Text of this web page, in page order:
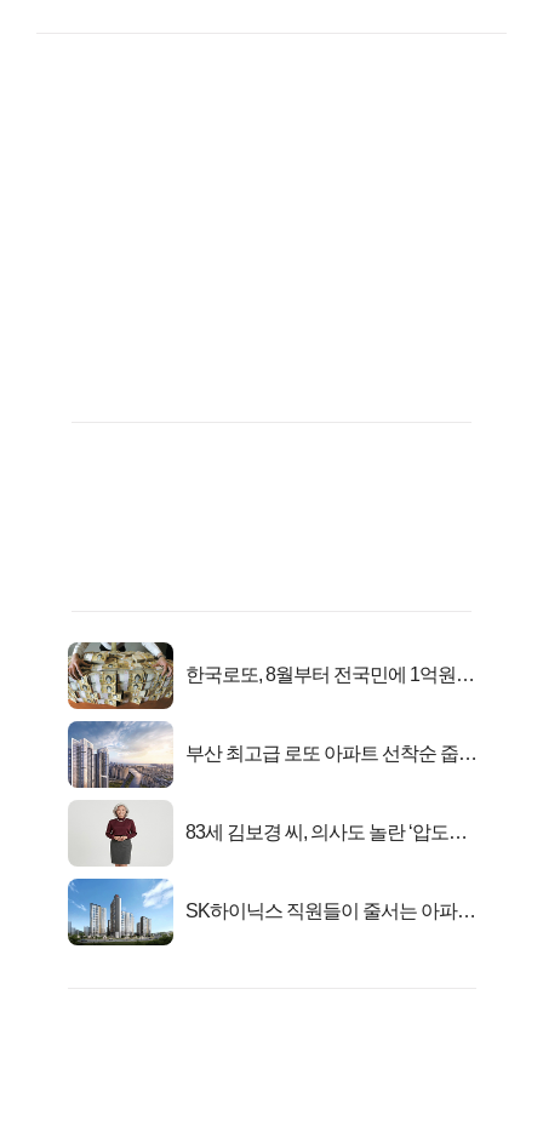
한국로또, 8월부터 전국민에 1억원씩
부산 최고급 로또 아파트 선착순 줍줍
83세 김보경 씨, 의사도 놀란 ‘압도적
SK하이닉스 직원들이 줄서는 아파트